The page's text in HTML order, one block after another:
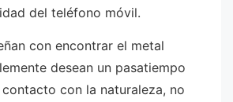
del teléfono móvil.
con encontrar el metal
desean un pasatiempo
con la naturaleza, no